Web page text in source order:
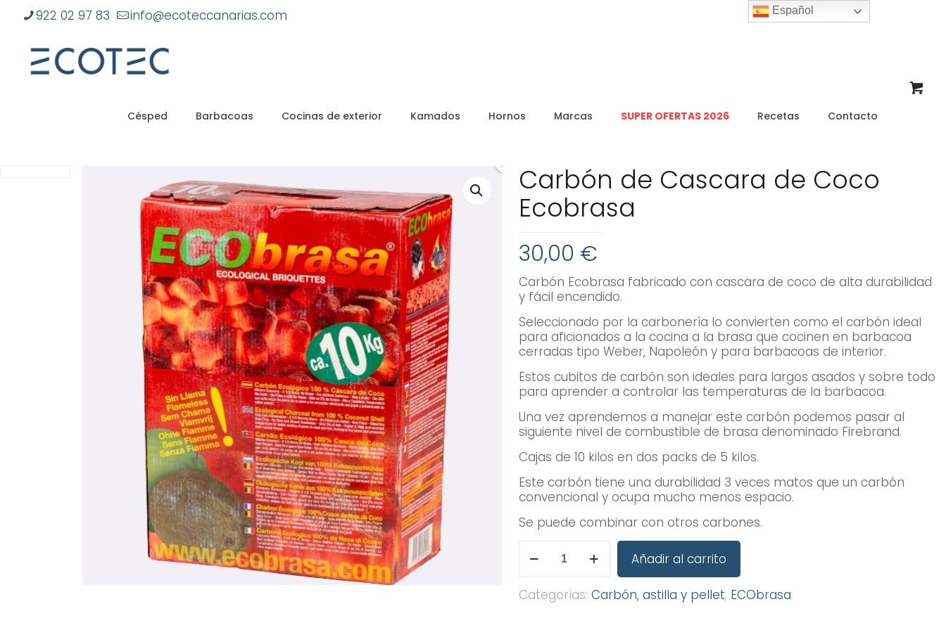
922 02 97 83 info@ecoteccanarias.com
Césped Barbacoas Cocinas de exterior Kamados Hornos Marcas SUPER OFERTAS 2026 Recetas Contacto
Carbón de Cascara de Coco
Ecobrasa
30,00 €
Carbón Ecobrasa fabricado con cascara de coco de alta durabilidad
y fácil encendido.
Seleccionado por la carbonería lo convierten como el carbón ideal
para aficionados a la cocina a la brasa que cocinen en barbacoa
cerradas tipo Weber, Napoleón y para barbacoas de interior.
Estos cubitos de carbón son ideales para largos asados y sobre todo
para aprender a controlar las temperaturas de la barbacoa.
Una vez aprendemos a manejar este carbón podemos pasar al
siguiente nivel de combustible de brasa denominado Firebrand.
Cajas de 10 kilos en dos packs de 5 kilos.
Este carbón tiene una durabilidad 3 veces matos que un carbón
convencional y ocupa mucho menos espacio.
Se puede combinar con otros carbones.
de
de
Coco
Añadir al carrito
Categorías: Carbón, astilla y pellet, ECObrasa
Español